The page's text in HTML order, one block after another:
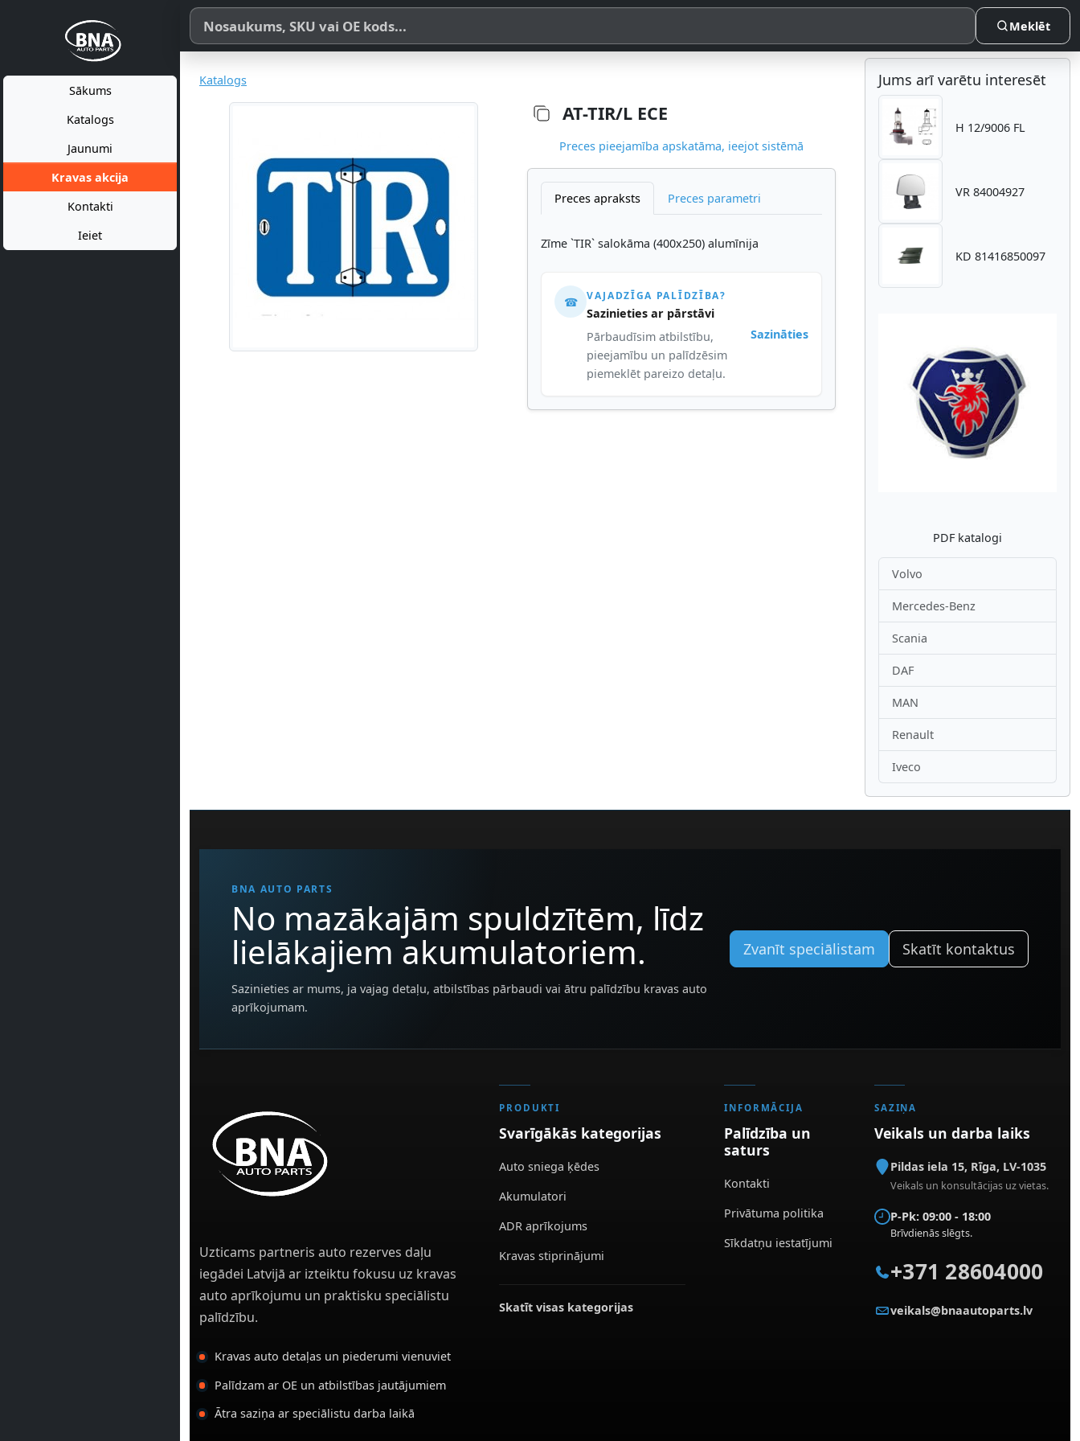
Sākums
Katalogs
Jaunumi
Kravas akcija
Kontakti
Ieiet
Meklēt pēc produkta nosaukuma, SKU vai OE koda
Meklēt
Katalogs
AT-TIR/L ECE
Preces pieejamība apskatāma, ieejot sistēmā
Preces apraksts Preces parametri
Zīme `TIR` salokāma (400x250) alumīnija
☎ VAJADZĪGA PALĪDZĪBA?
Sazinieties ar pārstāvi
Pārbaudīsim atbilstību,
pieejamību un palīdzēsim
piemeklēt pareizo detaļu.
Sazināties
Jums arī varētu interesēt
H 12/9006 FL
VR 84004927
KD 81416850097
Atpakaļ
PDF katalogi
Volvo
Mercedes-Benz
Scania
DAF
MAN
Renault
Iveco
BNA AUTO PARTS
No mazākajām spuldzītēm, līdz
lielākajiem akumulatoriem.
Sazinieties ar mums, ja vajag detaļu, atbilstības pārbaudi vai ātru palīdzību kravas auto
aprīkojumam.
Zvanīt speciālistam Skatīt kontaktus
Uzticams partneris auto rezerves daļu
iegādei Latvijā ar izteiktu fokusu uz kravas
auto aprīkojumu un praktisku speciālistu
palīdzību.
Kravas auto detaļas un piederumi vienuviet
Palīdzam ar OE un atbilstības jautājumiem
Ātra saziņa ar speciālistu darba laikā
PRODUKTI
Svarīgākās kategorijas
Auto sniega ķēdes
Akumulatori
ADR aprīkojums
Kravas stiprinājumi
Skatīt visas kategorijas
INFORMĀCIJA
Palīdzība un
saturs
Kontakti
Privātuma politika
Sīkdatņu iestatījumi
SAZIŅA
Veikals un darba laiks
Pildas iela 15, Rīga, LV-1035
Veikals un konsultācijas uz vietas.
P-Pk: 09:00 - 18:00
Brīvdienās slēgts.
+371 28604000
veikals@bnaautoparts.lv